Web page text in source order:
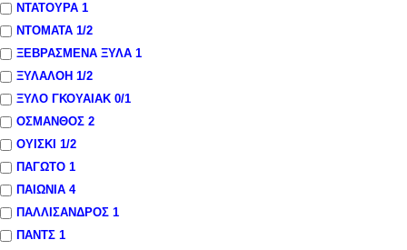
ΝΤΑΤΟΥΡΑ 1
ΝΤΟΜΑΤΑ 1/2
ΞΕΒΡΑΣΜΕΝΑ ΞΥΛΑ 1
ΞΥΛΑΛΟΗ 1/2
ΞΥΛΟ ΓΚΟΥΑΙΑΚ 0/1
ΟΣΜΑΝΘΟΣ 2
ΟΥΙΣΚΙ 1/2
ΠΑΓΩΤΟ 1
ΠΑΙΩΝΙΑ 4
ΠΑΛΛΙΣΑΝΔΡΟΣ 1
ΠΑΝΤΣ 1